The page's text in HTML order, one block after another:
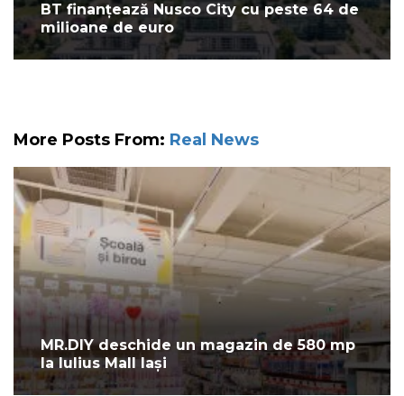
BT finanțează Nusco City cu peste 64 de
milioane de euro
More Posts From: Real News
MR.DIY deschide un magazin de 580 mp
la Iulius Mall Iași